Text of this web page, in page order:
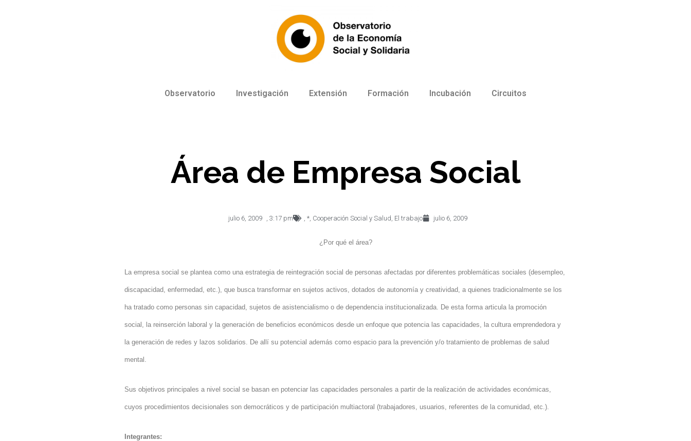
Observatorio Investigación Extensión Formación Incubación Circuitos
Área de Empresa Social
julio 6, 2009 3:17 pm *, Cooperación Social y Salud El trabajo julio 6, 2009
¿Por qué el área?
La empresa social se plantea como una estrategia de reintegración social de personas afectadas por diferentes problemáticas sociales (desempleo,
discapacidad, enfermedad, etc.), que busca transformar en sujetos activos, dotados de autonomía y creatividad, a quienes tradicionalmente se los
ha tratado como personas sin capacidad, sujetos de asistencialismo o de dependencia institucionalizada. De esta forma articula la promoción
social, la reinserción laboral y la generación de beneficios económicos desde un enfoque que potencia las capacidades, la cultura emprendedora y
la generación de redes y lazos solidarios. De allí su potencial además como espacio para la prevención y/o tratamiento de problemas de salud
mental.
Sus objetivos principales a nivel social se basan en potenciar las capacidades personales a partir de la realización de actividades económicas,
cuyos procedimientos decisionales son democráticos y de participación multiactoral (trabajadores, usuarios, referentes de la comunidad, etc.).
Integrantes: